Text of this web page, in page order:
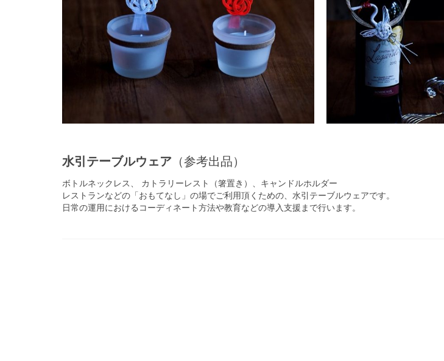
水引テーブルウェア （参考出品）
ボトルネックレス、 カトラリーレスト（箸置き）、キャンドルホルダー
レストランなどの「おもてなし」の場でご利用頂くための、水引テーブルウェアです。
日常の運用におけるコーディネート方法や教育などの導入支援まで行います。